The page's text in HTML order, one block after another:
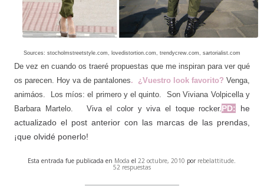
Sources: stocholmstreetstyle.com, lovedistortion.com, trendycrew.com, sartorialist.com
De vez en cuando os traeré propuestas que me inspiran para ver qué
os parecen. Hoy va de pantalones. ¿Vuestro look favorito? Venga,
animáos. Los míos: el primero y el quinto. Son Viviana Volpicella y
Barbara Martelo.
Viva el color y viva el toque rocker. PD: he
actualizado el post anterior con las marcas de las prendas,
¡que olvidé ponerlo!
Esta entrada fue publicada en Moda el 22 octubre, 2010 por rebelattitude
52 respuestas